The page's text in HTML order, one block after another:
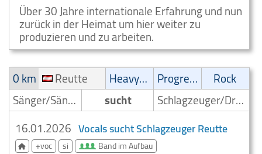
Über 30 Jahre internationale Erfahrung und nun
zurück in der Heimat um hier weiter zu
produzieren und zu arbeiten.
0 km
Reutte Heavy-Metal Progressive
Rock
Sänger/Sängerin
sucht
Schlagzeuger/Drummer
16.01.2026 Vocals sucht Schlagzeuger Reutte
+voc si Band im Aufbau